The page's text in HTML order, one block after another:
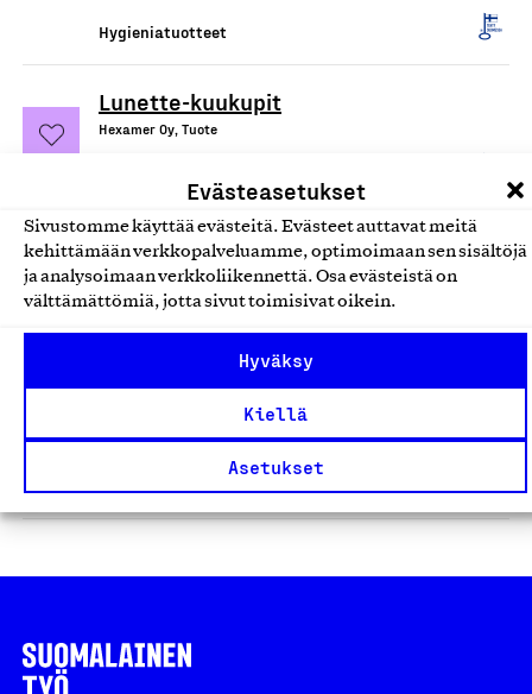
Evästeasetukset
Sivustomme käyttää evästeitä. Evästeet auttavat meitä
kehittämään verkkopalveluamme, optimoimaan sen sisältöjä
ja analysoimaan verkkoliikennettä. Osa evästeistä on
välttämättömiä, jotta sivut toimisivat oikein.
Hyväksy
Kiellä
Asetukset
Hygieniatuotteet
Lunette-kuukupit
Hexamer Oy, Tuote
Septidin, antiseptinen
haavanpuhdistusliuos
Oy Septidin Ab, Tuote
Pienen Saippuapajan tuotteet
Pieni Saippuapaja, Tuote